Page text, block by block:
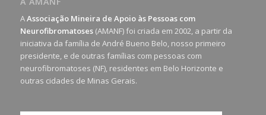
AAssociação Mineira de Apoio às Pessoas com
Neurofibromatoses(AMANF) foi criada em 2002, a partir da
iniciativa da família de André Bueno Belo, nosso primeiro
presidente, e de outras famílias com pessoas com
neurofibromatoses (NF), residentes em Belo Horizonte e
outras cidades de Minas Gerais.